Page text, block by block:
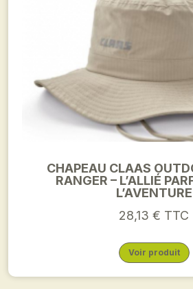
CHAPEAU CLAAS
RANGER – L’ALLIÉ
L’AVENTURE
28,13 € TTC
Voir produit